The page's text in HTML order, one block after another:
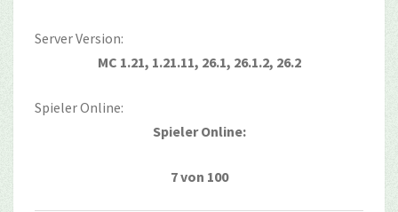
Server Version:
MC 1.21, 1.21.11, 26.1, 26.1.2, 26.2
Spieler Online:
Spieler Online:
7 von 100